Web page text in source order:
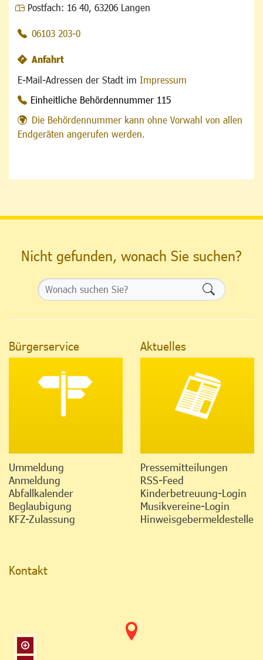
Postfach: 16 40, 63206 Langen
06103 203-0
Anfahrt
E-Mail-Adressen der Stadt im Impressum
Einheitliche Behördennummer 115
Die Behördennummer kann ohne Vorwahl von allen
Endgeräten angerufen werden.
Nicht gefunden, wonach Sie suchen?
Bürgerservice
Ummeldung
Anmeldung
Abfallkalender
Beglaubigung
KFZ-Zulassung
Aktuelles
Pressemitteilungen
RSS-Feed
Kinderbetreuung-Login
Musikvereine-Login
Hinweisgebermeldestelle
Kontakt